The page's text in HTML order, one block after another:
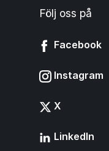
Följ oss på
Facebook
Instagram
X
LinkedIn